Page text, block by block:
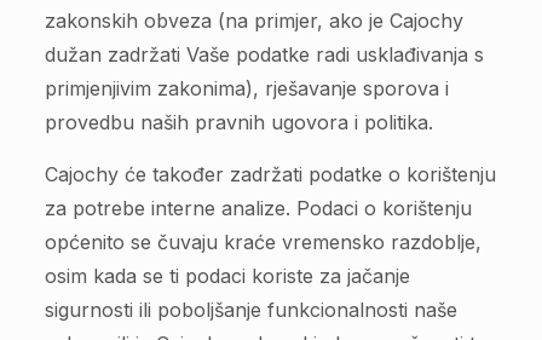
zakonskih obveza (na primjer, ako je Cajochy
dužan zadržati Vaše podatke radi usklađivanja s
primjenjivim zakonima), rješavanje sporova i
provedbu naših pravnih ugovora i politika.
Cajochy će također zadržati podatke o korištenju
za potrebe interne analize. Podaci o korištenju
općenito se čuvaju kraće vremensko razdoblje,
osim kada se ti podaci koriste za jačanje
sigurnosti ili poboljšanje funkcionalnosti naše